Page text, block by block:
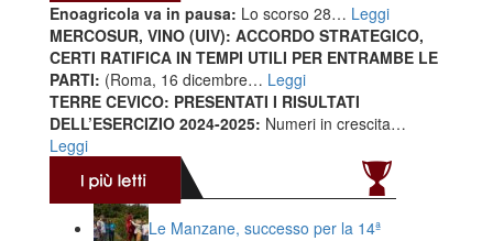
Enoagricola va in pausa: Lo scorso 28… Leggi
MERCOSUR, VINO (UIV): ACCORDO STRATEGICO,
CERTI RATIFICA IN TEMPI UTILI PER ENTRAMBE LE
PARTI: (Roma, 16 dicembre… Leggi
TERRE CEVICO: PRESENTATI I RISULTATI
DELL’ESERCIZIO 2024-2025: Numeri in crescita…
Leggi
Le Manzane, successo per la 14ª